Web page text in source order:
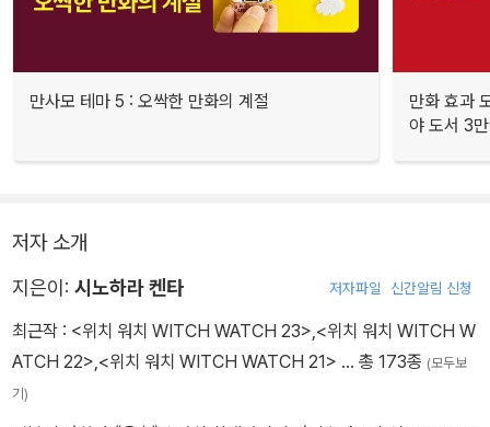
만사모 테마 5 : 오싹한 만화의 계절
만화 효과
야 도서 3
저자 소개
지은이: 시노하라 켄타 저자파일 신간알림 신청
최근작 : <위치 워치 WITCH WATCH 23> <위치 워치 WITCH W
ATCH 22> <위치 워치 WITCH WATCH 21> … 총 173종 (모두보
기)